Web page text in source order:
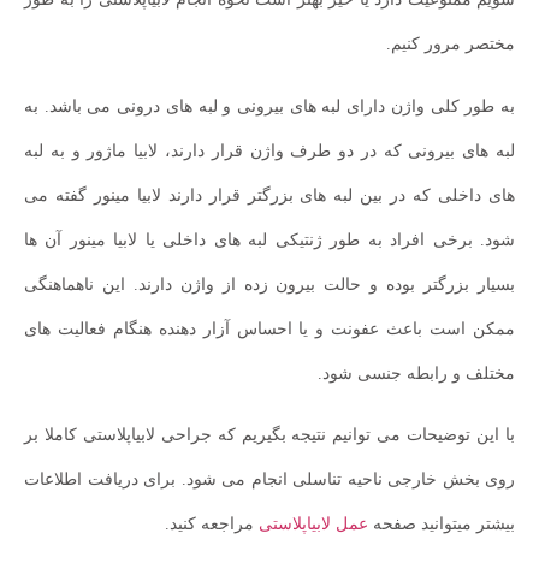
مختصر مرور کنیم.
به طور کلی واژن دارای لبه های بیرونی و لبه های درونی می باشد. به
لبه های بیرونی که در دو طرف واژن قرار دارند، لابیا ماژور و به لبه
های داخلی که در بین لبه های بزرگتر قرار دارند لابیا مینور گفته می
شود. برخی افراد به طور ژنتیکی لبه های داخلی یا لابیا مینور آن ها
بسیار بزرگتر بوده و حالت بیرون زده از واژن دارند. این ناهماهنگی
ممکن است باعث عفونت و یا احساس آزار دهنده هنگام فعالیت های
مختلف و رابطه جنسی شود.
با این توضیحات می توانیم نتیجه بگیریم که جراحی لابیاپلاستی کاملا بر
روی بخش خارجی ناحیه تناسلی انجام می شود. برای دریافت اطلاعات
بیشتر میتوانید صفحه عمل لابیاپلاستی مراجعه کنید.